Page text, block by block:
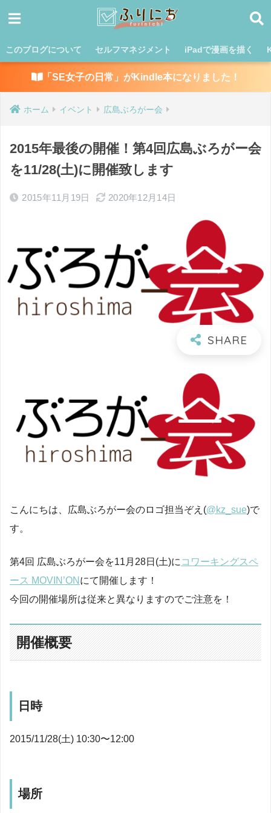
このブログについて セルフマネジメント iPadで漫画を描く
「SE女子の日常」がKindle本になりました！
ホーム イベント 広島ぶろがー会
2015年最後の開催！第4回広島ぶろがー会
を11/28(土)に開催致します
2015年11月19日 2020年12月14日
こんにちは、広島ぶろがー会のロゴ担当ぞえ(@kz_sue)で
す。
第4回 広島ぶろがー会を11月28日(土)に コワーキングスペ
ース MOVIN’ONにて開催します！
今回の開催場所は従来と異なりますのでご注意を！
開催概要
日時
2015/11/28(土) 10:30〜12:00
場所